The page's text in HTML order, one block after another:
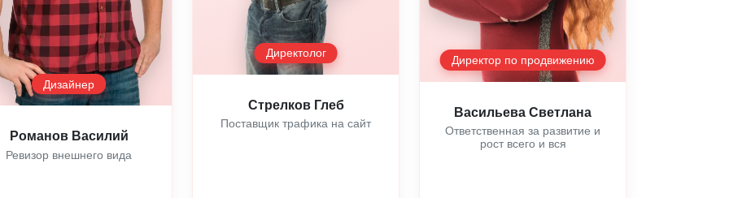
Дизайнер
Романов Василий
Ревизор внешнего вида
Директолог
Стрелков Глеб
Поставщик трафика на сайт
Директор по продвижению
Васильева Светлана
Ответственная за развитие и
рост всего и вся